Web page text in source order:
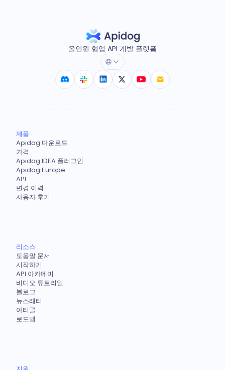
올인원 협업 API 개발 플랫폼
제품
Apidog 다운로드
가격
Apidog IDEA 플러그인
Apidog Europe
API
변경 이력
사용자 후기
리소스
도움말 문서
시작하기
API 아카데미
비디오 튜토리얼
블로그
뉴스레터
아티클
로드맵